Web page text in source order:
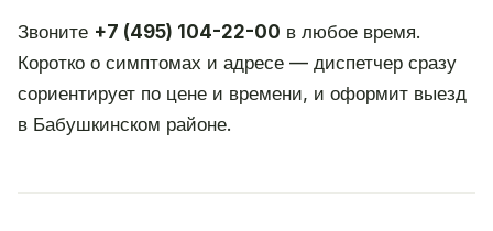
Звоните +7 (495) 104-22-00 в любое время.
Коротко о симптомах и адресе — диспетчер сразу
сориентирует по цене и времени, и оформит выезд
в Бабушкинском районе.